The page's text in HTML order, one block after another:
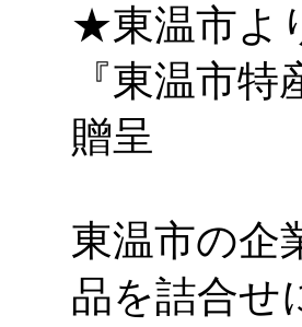
★東温市よ
『東温市
贈呈
東温市の企
品を詰合せ